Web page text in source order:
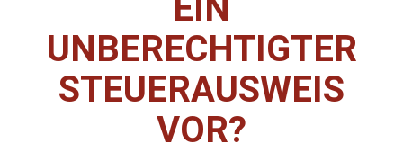
UNBERECHTIGTER
STEUERAUSWEIS
VOR?